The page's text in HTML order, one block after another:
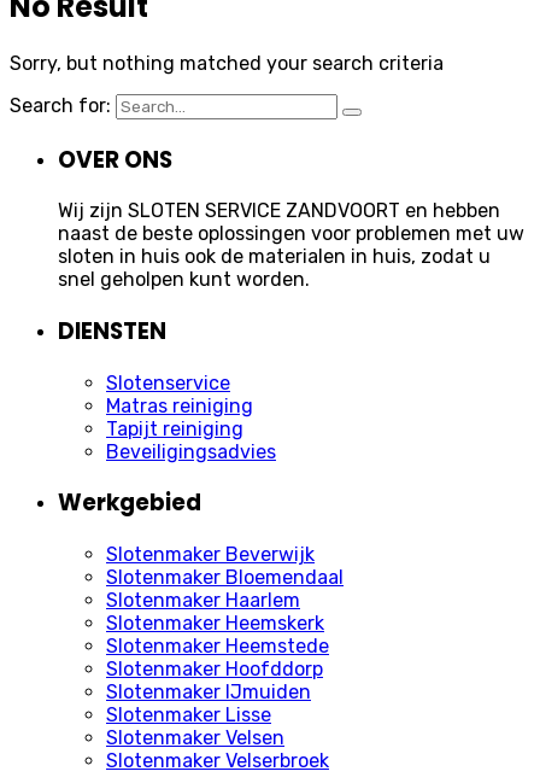
Sorry, but nothing matched your search criteria
Search for:
OVER ONS
Wij zijn SLOTEN SERVICE ZANDVOORT en hebben
naast de beste oplossingen voor problemen met uw
sloten in huis ook de materialen in huis, zodat u
snel geholpen kunt worden.
DIENSTEN
Slotenservice
Matras reiniging
Tapijt reiniging
Beveiligingsadvies
Werkgebied
Slotenmaker Beverwijk
Slotenmaker Bloemendaal
Slotenmaker Haarlem
Slotenmaker Heemskerk
Slotenmaker Heemstede
Slotenmaker Hoofddorp
Slotenmaker IJmuiden
Slotenmaker Lisse
Slotenmaker Velsen
Slotenmaker Velserbroek